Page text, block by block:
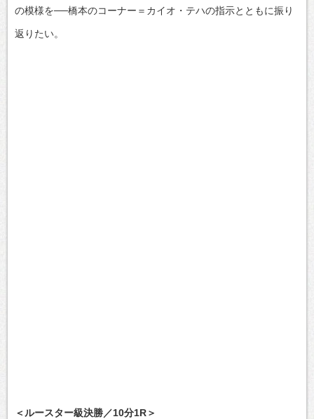
の模様を──橋本のコーナー＝カイオ・テハの指示とともに振り
返りたい。
＜ルースター級決勝／10分1R＞